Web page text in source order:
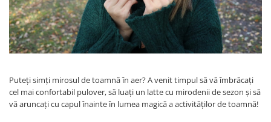
MOCASINI SI BALERINI
PANTOFI CASUAL
PANTOFI SPORT SI TENISI
SANDALE
PAPUCI
SANDALE
CASUAL
DE SEARA
PAPUCI, SABOTI
PAPUCI
NIKKY BY NICOLE
TAMARIS
Puteţi simţi mirosul de toamnă în aer? A venit timpul să vă îmbrăcați
cel mai confortabil pulover, să luați un latte cu mirodenii de sezon și să
vă aruncați cu capul înainte în lumea magică a activităților de toamnă!